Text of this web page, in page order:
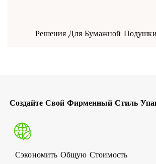
Решения Для Бумажной
Создайте Свой Фирменный Стиль
Сэкономить Общую Стоимость